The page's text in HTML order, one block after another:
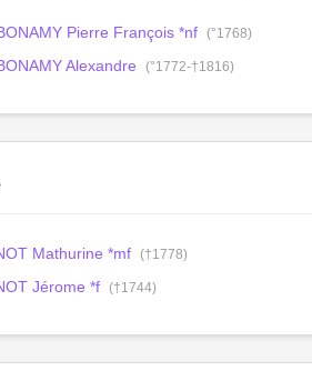
Pierre François *nf (°1768)
Alexandre (°1772-†1816)
Mathurine *mf (†1778)
Jérome *f (†1744)